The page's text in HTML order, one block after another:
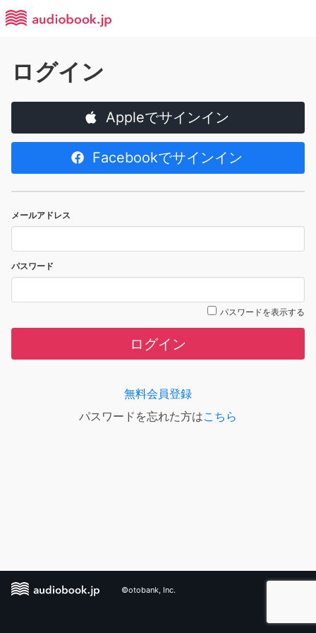
ログイン
Appleでサインイン
Facebookでサインイン
メールアドレス
パスワード
パスワードを表示する
ログイン
無料会員登録
パスワードを忘れた方はこちら
©otobank, Inc.